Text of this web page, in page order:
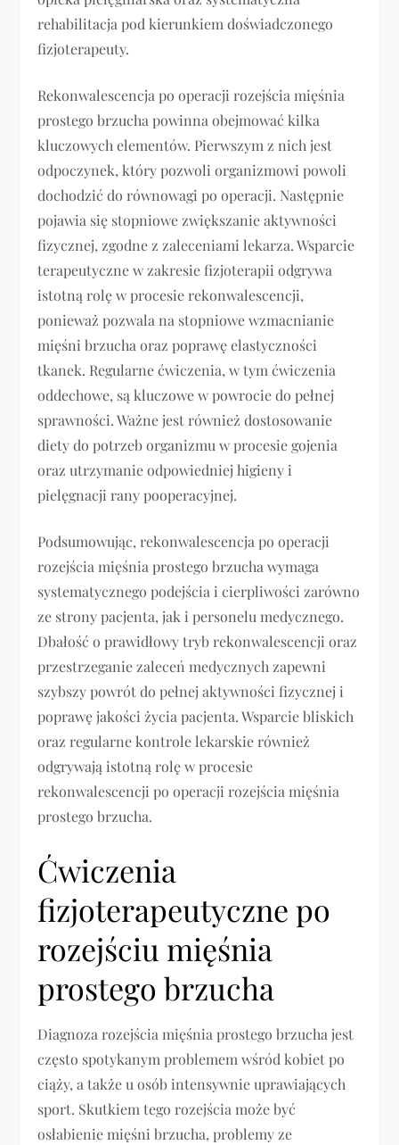
rehabilitacja pod kierunkiem doświadczonego
fizjoterapeuty.
Rekonwalescencja po operacji rozejścia mięśnia
prostego brzucha powinna obejmować kilka
kluczowych elementów. Pierwszym z nich jest
odpoczynek, który pozwoli organizmowi powoli
dochodzić do równowagi po operacji. Następnie
pojawia się stopniowe zwiększanie aktywności
fizycznej, zgodne z zaleceniami lekarza. Wsparcie
terapeutyczne w zakresie fizjoterapii odgrywa
istotną rolę w procesie rekonwalescencji,
ponieważ pozwala na stopniowe wzmacnianie
mięśni brzucha oraz poprawę elastyczności
tkanek. Regularne ćwiczenia, w tym ćwiczenia
oddechowe, są kluczowe w powrocie do pełnej
sprawności. Ważne jest również dostosowanie
diety do potrzeb organizmu w procesie gojenia
oraz utrzymanie odpowiedniej higieny i
pielęgnacji rany pooperacyjnej.
Podsumowując, rekonwalescencja po operacji
rozejścia mięśnia prostego brzucha wymaga
systematycznego podejścia i cierpliwości zarówno
ze strony pacjenta, jak i personelu medycznego.
Dbałość o prawidłowy tryb rekonwalescencji oraz
przestrzeganie zaleceń medycznych zapewni
szybszy powrót do pełnej aktywności fizycznej i
poprawę jakości życia pacjenta. Wsparcie bliskich
oraz regularne kontrole lekarskie również
odgrywają istotną rolę w procesie
rekonwalescencji po operacji rozejścia mięśnia
prostego brzucha.
Ćwiczenia
fizjoterapeutyczne po
rozejściu mięśnia
prostego brzucha
Diagnoza rozejścia mięśnia prostego brzucha jest
często spotykanym problemem wśród kobiet po
ciąży, a także u osób intensywnie uprawiających
sport. Skutkiem tego rozejścia może być
osłabienie mięśni brzucha, problemy ze